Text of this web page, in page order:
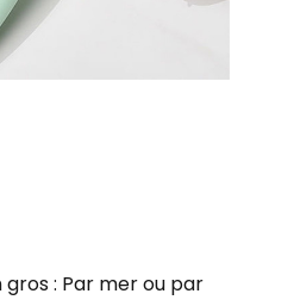
gros : Par mer ou par